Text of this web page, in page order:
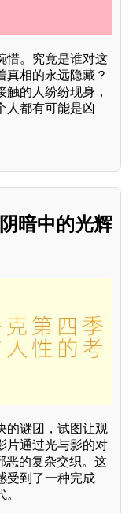
惜。究竟是谁对这
真相的永远隐藏？
的人纷纷现身，
人都有可能是凶
暗中的光辉
的谜团，试图让观
片通过光与影的对
恶的复杂交织。这
受到了一种完成